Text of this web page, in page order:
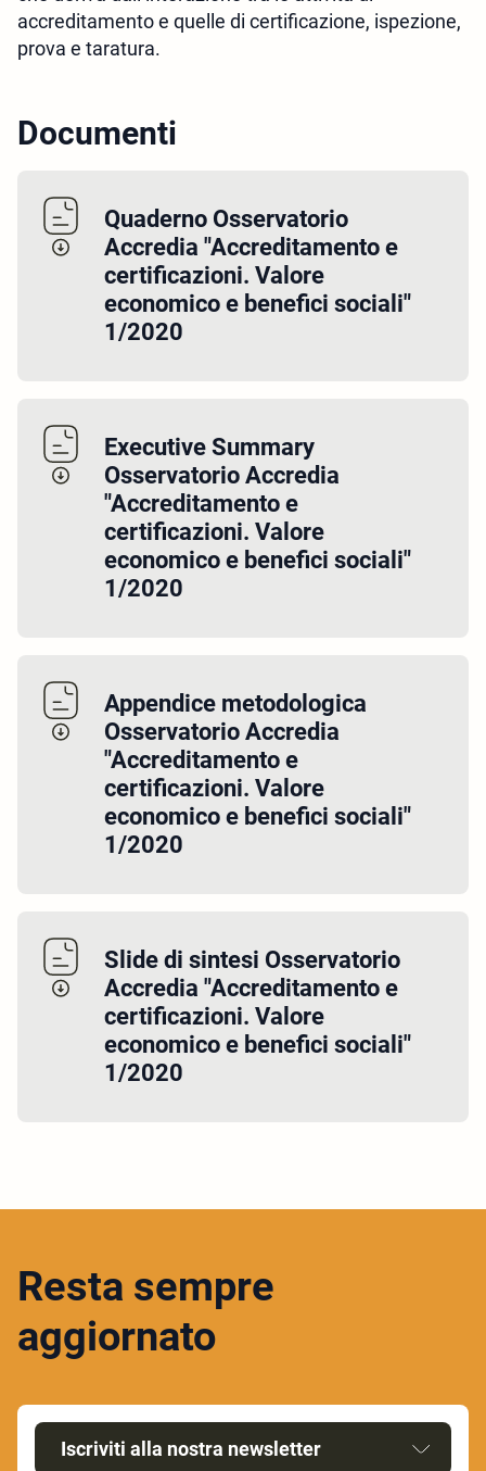
accreditamento e quelle di certificazione, ispezione,
prova e taratura.
Documenti
Quaderno Osservatorio
Accredia "Accreditamento e
certificazioni. Valore
economico e benefici sociali"
1/2020
Executive Summary
Osservatorio Accredia
"Accreditamento e
certificazioni. Valore
economico e benefici sociali"
1/2020
Appendice metodologica
Osservatorio Accredia
"Accreditamento e
certificazioni. Valore
economico e benefici sociali"
1/2020
Slide di sintesi Osservatorio
Accredia "Accreditamento e
certificazioni. Valore
economico e benefici sociali"
1/2020
Resta sempre
aggiornato
Iscriviti alla nostra newsletter